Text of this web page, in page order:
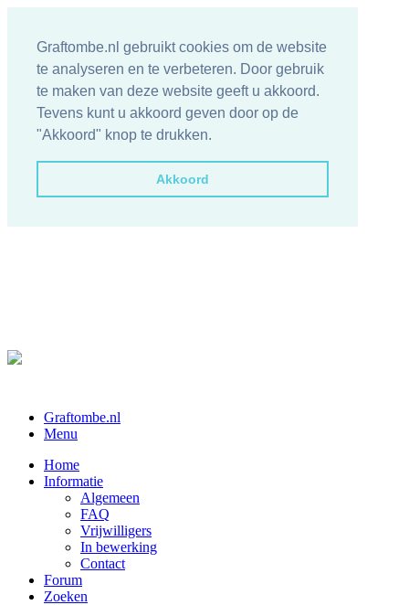
Graftombe.nl gebruikt cookies om de website
te analyseren en te verbeteren. Door gebruik
te maken van deze website geeft u akkoord.
Tevens kunt u akkoord geven door op de
"Akkoord" knop te drukken.
Akkoord
Graftombe.nl
Menu
Home
Informatie
Algemeen
FAQ
Vrijwilligers
In bewerking
Contact
Forum
Zoeken